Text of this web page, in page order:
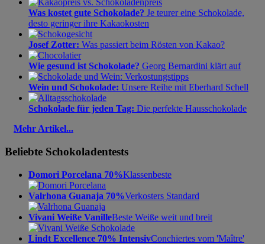
Was kostet gute Schokolade? Je teurer eine Schokolade,
desto geringer ihre Kakaokosten
Josef Zotter: Was passiert beim Rösten von Kakao?
Wie gesund ist Schokolade? Georg Bernardini klärt auf
Wein und Schokolade: Unsere Reihe mit Eberhard Schell
Schokolade für jeden Tag: Die perfekte Hausschokolade
Mehr Artikel...
Beliebte Schokoladentests
Domori Porcelana 70%Klassenbeste
Valrhona Guanaja 70%Verkosters Standard
Vivani Weiße VanilleBeste Weiße weit und breit
Lindt Excellence 70% IntensivConchiertes vom 'Maître'